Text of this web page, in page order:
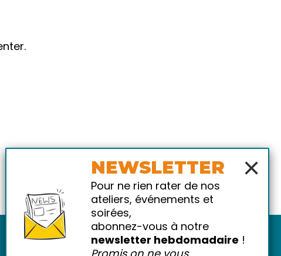
×
NEWSLETTER
Pour ne rien rater de nos
ateliers, événements et
soirées,
abonnez-vous à notre
newsletter hebdomadaire !